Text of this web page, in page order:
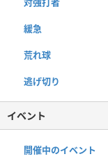
緩急
荒れ球
逃げ切り
イベント
開催中のイベント